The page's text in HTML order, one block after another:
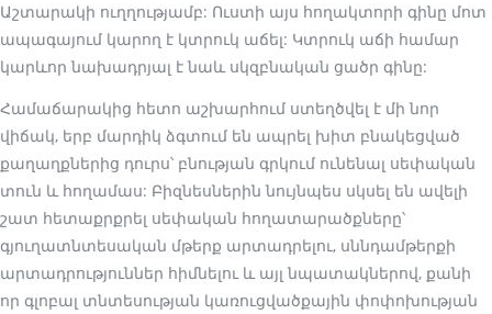
Աշտարակի ուղղությամբ: Ուստի այս հողակտորի գինը մոտ
ապագայում կարող է կտրուկ աճել: Կտրուկ աճի համար
կարևոր նախադրյալ է նաև սկզբնական ցածր գինը:
Համաճարակից հետո աշխարհում ստեղծվել է մի նոր
վիճակ, երբ մարդիկ ձգտում են ապրել խիտ բնակեցված
քաղաղքներից դուրս՝ բնության գրկում ունենալ սեփական
տուն և հողամաս: Բիզնեսներին նույնպես սկսել են ավելի
շատ հետաքրքրել սեփական հողատարածքները՝
գյուղատնտեսական մթերք արտադրելու, սննդամթերքի
արտադրություններ հիմնելու և այլ նպատակներով, քանի
որ գլոբալ տնտեսության կառուցվածքային փոփոխության